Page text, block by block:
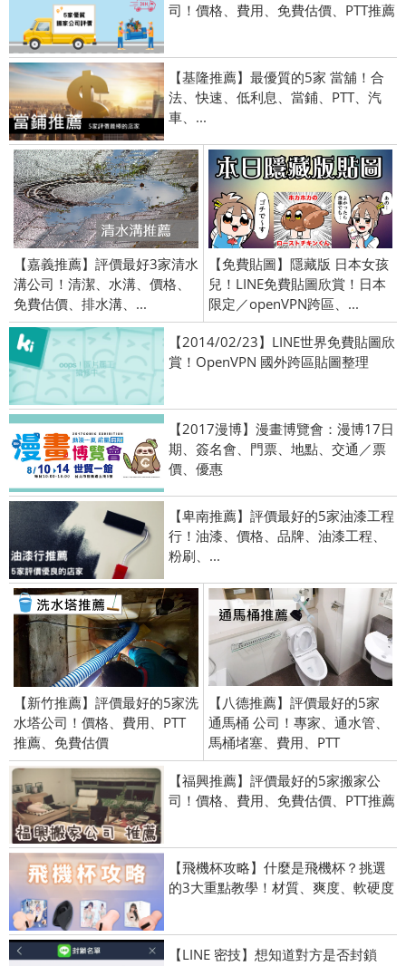
司！價格、費用、免費估價、PTT推薦
【基隆推薦】最優質的5家 當舖！合
法、快速、低利息、當鋪、PTT、汽
車、...
【嘉義推薦】評價最好3家清水
溝公司！清潔、水溝、價格、
免費估價、排水溝、...
【免費貼圖】隱藏版 日本女孩
兒！LINE免費貼圖欣賞！日本
限定／openVPN跨區、...
【2014/02/23】LINE世界免費貼圖欣
賞！OpenVPN 國外跨區貼圖整理
【2017漫博】漫畫博覽會：漫博17日
期、簽名會、門票、地點、交通／票
價、優惠
【卑南推薦】評價最好的5家油漆工程
行！油漆、價格、品牌、油漆工程、
粉刷、...
【新竹推薦】評價最好的5家洗
水塔公司！價格、費用、PTT
推薦、免費估價
【八德推薦】評價最好的5家
通馬桶 公司！專家、通水管、
馬桶堵塞、費用、PTT
【福興推薦】評價最好的5家搬家公
司！價格、費用、免費估價、PTT推薦
【飛機杯攻略】什麼是飛機杯？挑選
的3大重點教學！材質、爽度、軟硬度
【LINE 密技】想知道對方是否封鎖